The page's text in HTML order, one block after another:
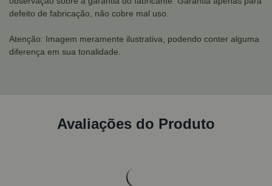
defeito de fabricação, não cobre mal uso.
Atenção: Imagem meramente ilustrativa, podendo conter alguma
diferença em sua tonalidade.
Avaliações do Produto